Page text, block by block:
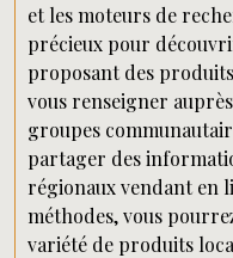
et les moteurs de
précieux pour
proposant des
vous renseigner
groupes
partager des
régionaux vendant en
méthodes, vous
variété de produits